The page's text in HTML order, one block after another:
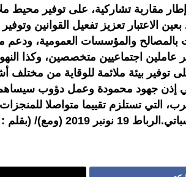
مقاربة تشاركية، على توفير محيط
بعين الاعتبار تعزيز تفعيل القوانين
بالمصالح والمؤسسات العمومية، ودعم
عاملين اجتماعيين متخصصين، وكذا
توفير بيئة ملائمة للوقاية من مختلف
إذن جهود محمودة وعمل دؤوب
التي تستلزم تقييما متواصلا
2019 (ومع)/ (بقلم : هناء ضاكة)